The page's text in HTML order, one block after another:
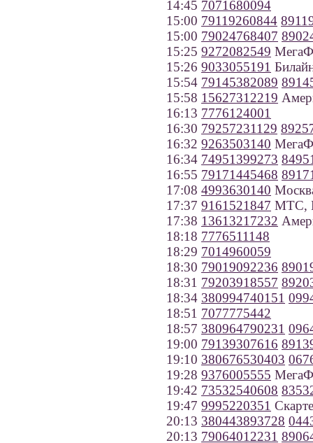
14:45 7071680094
15:00 79119260844
15:00 79024768407
15:25 9272082549
15:26 9033055191
15:54 79145382089
15:58 15627312219
16:13 7776124001
16:30 79257231129
16:32 9263503140
16:34 74951399273
16:55 79171445468
17:08 4993630140
17:37 9161521847 МТС,
17:38 13613217232
18:18 7776511148
18:29 7014960059
18:30 79019092236
18:31 79203918557
18:34 380994740151
18:51 7077775442
18:57 380964790231
19:00 79139307616
19:10 380676530403
19:28 9376005555
19:42 73532540608
19:47 9995220351
20:13 380443893728
20:13 79064012231